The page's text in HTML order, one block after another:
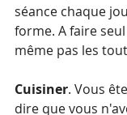
séance chaque
forme. A faire
même pas les
Cuisiner. Vous
dire que vous